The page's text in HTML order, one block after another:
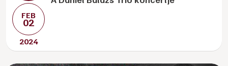
FEB
02
2024